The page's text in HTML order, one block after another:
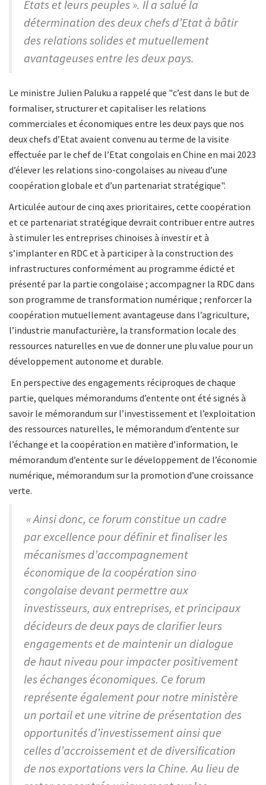
Etats et leurs peuples ». Il a salué la
détermination des deux chefs d’Etat à bâtir
des relations solides et mutuellement
avantageuses entre les deux pays.
Le ministre Julien Paluku a rappelé que "c’est dans le but de
formaliser, structurer et capitaliser les relations
commerciales et économiques entre les deux pays que nos
deux chefs d’Etat avaient convenu au terme de la visite
effectuée par le chef de l’Etat congolais en Chine en mai 2023
d’élever les relations sino-congolaises au niveau d’une
coopération globale et d’un partenariat stratégique".
Articulée autour de cinq axes prioritaires, cette coopération
et ce partenariat stratégique devrait contribuer entre autres
à stimuler les entreprises chinoises à investir et à
s’implanter en RDC et à participer à la construction des
infrastructures conformément au programme édicté et
présenté par la partie congolaise ; accompagner la RDC dans
son programme de transformation numérique ; renforcer la
coopération mutuellement avantageuse dans l’agriculture,
l’industrie manufacturière, la transformation locale des
ressources naturelles en vue de donner une plu value pour un
développement autonome et durable.
En perspective des engagements réciproques de chaque
partie, quelques mémorandums d’entente ont été signés à
savoir le mémorandum sur l’investissement et l’exploitation
des ressources naturelles, le mémorandum d’entente sur
l’échange et la coopération en matière d’information, le
mémorandum d’entente sur le développement de l’économie
numérique, mémorandum sur la promotion d’une croissance
verte.
« Ainsi donc, ce forum constitue un cadre
par excellence pour définir et finaliser les
mécanismes d’accompagnement
économique de la coopération sino
congolaise devant permettre aux
investisseurs, aux entreprises, et principaux
décideurs de deux pays de clarifier leurs
engagements et de maintenir un dialogue
de haut niveau pour impacter positivement
les échanges économiques. Ce forum
représente également pour notre ministère
un portail et une vitrine de présentation des
opportunités d’investissement ainsi que
celles d’accroissement et de diversification
de nos exportations vers la Chine. Au lieu de